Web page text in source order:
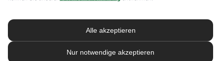
Alle akzeptieren
Nur notwendige akzeptieren
besprechen.
Sonnenstich, Hitzeerschöpfung und
Hitzschlag: Was ist das eigentlich?